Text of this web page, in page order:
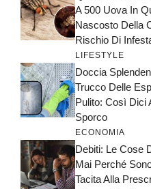
A 500 Uova In
Nascosto Della
Rischio Di
LIFESTYLE
Doccia
Trucco Delle
Pulito: Così Dici
Sporco
ECONOMIA
Debiti: Le Cose
Mai Perché
Tacita Alla